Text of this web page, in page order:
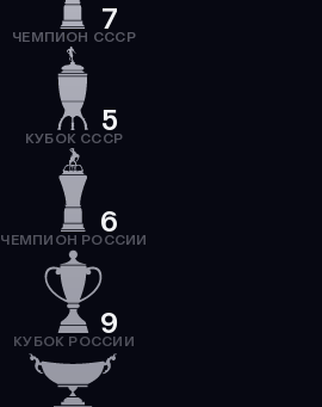
7
ЧЕМПИОН СССР
5
КУБОК СССР
6
ЧЕМПИОН РОССИИ
9
КУБОК РОССИИ